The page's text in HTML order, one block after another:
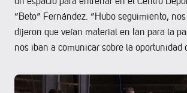
“Beto” Fernández. “Hubo seguimiento,
dijeron que veían material en Ian para la
nos iban a comunicar sobre la oportunidad